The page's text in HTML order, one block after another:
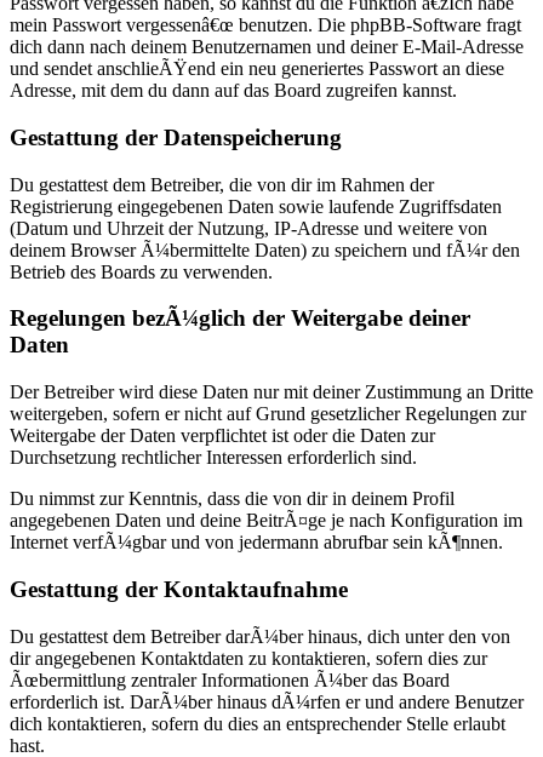
mein Passwort vergessenâ€œ benutzen. Die phpBB-Software fragt
dich dann nach deinem Benutzernamen und deiner E-Mail-Adresse
und sendet anschlieÃŸend ein neu generiertes Passwort an diese
Adresse, mit dem du dann auf das Board zugreifen kannst.
Gestattung der Datenspeicherung
Du gestattest dem Betreiber, die von dir im Rahmen der
Registrierung eingegebenen Daten sowie laufende Zugriffsdaten
(Datum und Uhrzeit der Nutzung, IP-Adresse und weitere von
deinem Browser Ã¼bermittelte Daten) zu speichern und fÃ¼r den
Betrieb des Boards zu verwenden.
Regelungen bezÃ¼glich der Weitergabe deiner
Daten
Der Betreiber wird diese Daten nur mit deiner Zustimmung an Dritte
weitergeben, sofern er nicht auf Grund gesetzlicher Regelungen zur
Weitergabe der Daten verpflichtet ist oder die Daten zur
Durchsetzung rechtlicher Interessen erforderlich sind.
Du nimmst zur Kenntnis, dass die von dir in deinem Profil
angegebenen Daten und deine BeitrÃ¤ge je nach Konfiguration im
Internet verfÃ¼gbar und von jedermann abrufbar sein kÃ¶nnen.
Gestattung der Kontaktaufnahme
Du gestattest dem Betreiber darÃ¼ber hinaus, dich unter den von
dir angegebenen Kontaktdaten zu kontaktieren, sofern dies zur
Ãœbermittlung zentraler Informationen Ã¼ber das Board
erforderlich ist. DarÃ¼ber hinaus dÃ¼rfen er und andere Benutzer
dich kontaktieren, sofern du dies an entsprechender Stelle erlaubt
hast.